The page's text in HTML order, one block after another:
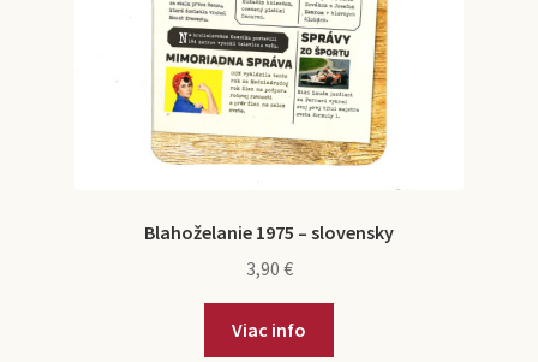
Blahoželanie 1975 – slovensky
3,90 €
Viac info